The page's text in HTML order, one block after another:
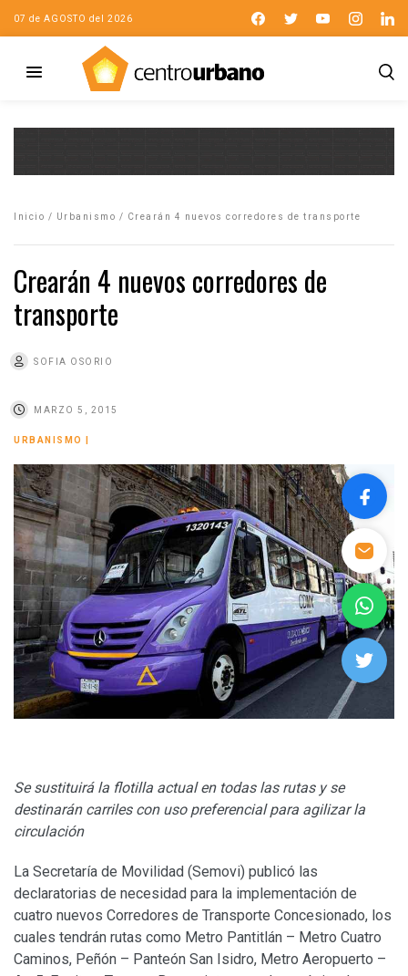
07 de AGOSTO del 2026
Inicio / Urbanismo / Crearán 4 nuevos corredores de transporte
Crearán 4 nuevos corredores de
transporte
SOFIA OSORIO
MARZO 5, 2015
URBANISMO
Se sustituirá la flotilla actual en todas las rutas y se
destinarán carriles con uso preferencial para agilizar la
circulación
La Secretaría de Movilidad (Semovi) publicó las
declaratorias de necesidad para la implementación de
cuatro nuevos Corredores de Transporte Concesionado, los
cuales tendrán rutas como Metro Pantitlán – Metro Cuatro
Caminos, Peñón – Panteón San Isidro, Metro Aeropuerto –